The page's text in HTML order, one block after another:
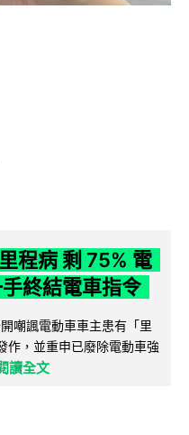
程病 剩 75% 電
終結電車指令
嘲諷電動車車主患有「里
作，並重申已廢除電動車強
讀全文